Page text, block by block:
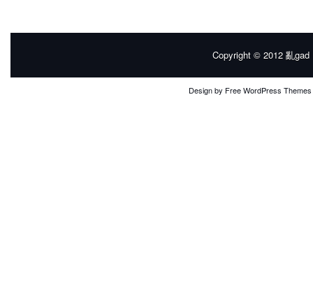
Copyright © 2012 亂gad
Design by Free WordPress Themes